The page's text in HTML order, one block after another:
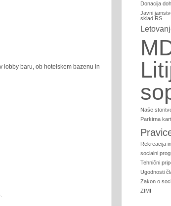
lobby baru, ob hotelskem bazenu in
Donacija
Javni
sklad RS
Naše
Parkirna
Rekreacija
socialni
Tehnični
Ugodnosti
Zakon o
ZIMI